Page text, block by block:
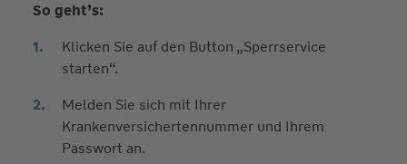
So geht’s:
Klicken Sie auf den Button „Sperrservice
starten“.
Melden Sie sich mit Ihrer
Krankenversichertennummer und Ihrem
Passwort an.